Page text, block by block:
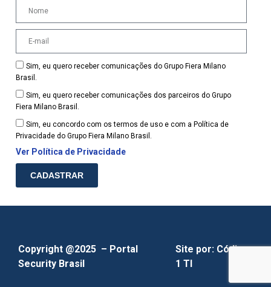
Sim, eu quero receber comunicações do Grupo Fiera Milano
Brasil.
Sim, eu quero receber comunicações dos parceiros do Grupo
Fiera Milano Brasil.
Sim, eu concordo com os termos de uso e com a Política de
Privacidade do Grupo Fiera Milano Brasil.
Ver Política de Privacidade
CADASTRAR
Copyright @2025 – Portal
Security Brasil
Site por: Código
1 TI